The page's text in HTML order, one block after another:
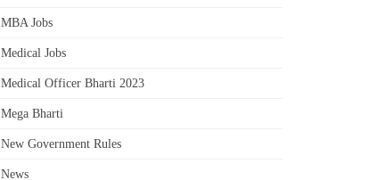
MBA Jobs
Medical Jobs
Medical Officer Bharti 2023
Mega Bharti
New Government Rules
News